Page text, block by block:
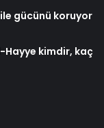
gücünü koruyor
Hayye kimdir, kaç